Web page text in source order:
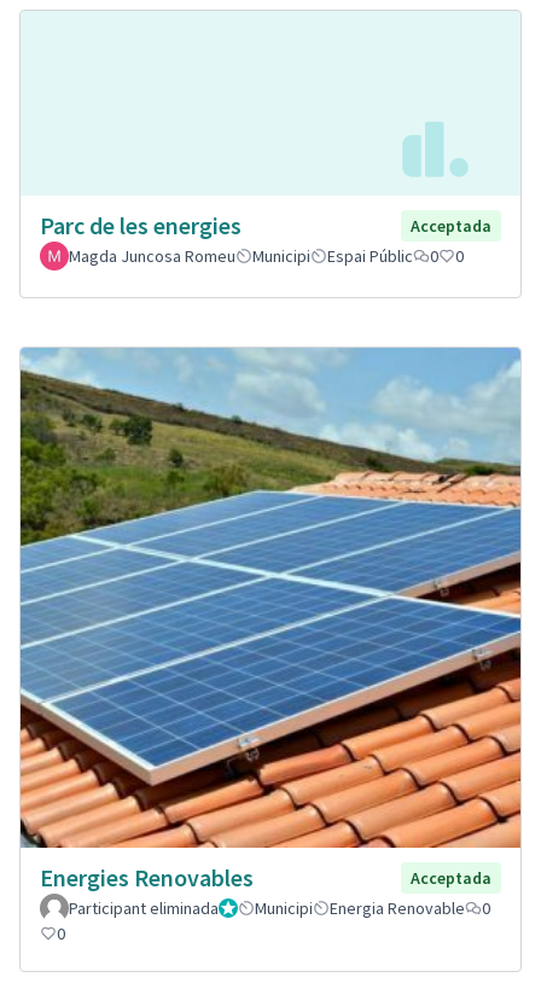
Parc de les energies
Acceptada
Magda Juncosa Romeu
Municipi Espai Públic 0 0
Energies Renovables
Acceptada
Participant eliminadaAdministrador
Municipi Energia Renovable
0
0